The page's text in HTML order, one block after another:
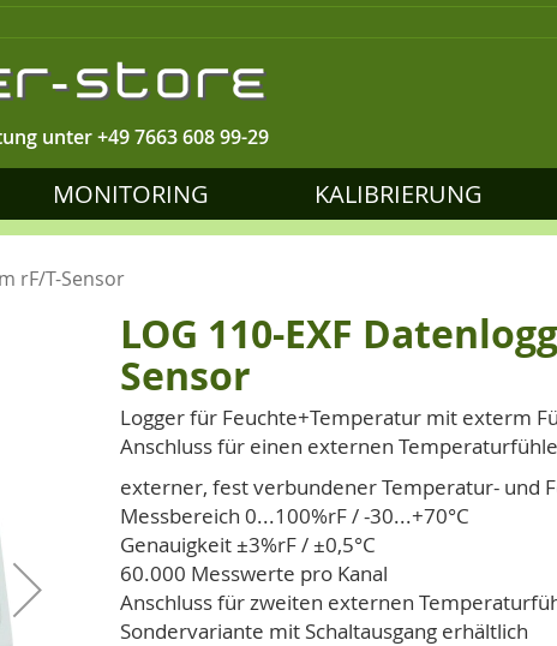
unter+49 7663 608 99-29
MONITORING KALIBRIERUNG
rF/T-Sensor
LOG 110-EXF
Sensor
Logger für Feuchte+Temperatur mit exterm
Anschluss für einen externen
externer, fest verbundener Temperatur- und
Messbereich 0...100%rF / -30...+70°C
Genauigkeit ±3%rF / ±0,5°C
60.000 Messwerte pro Kanal
Anschluss für zweiten externen
Sondervariante mit Schaltausgang erhältlich